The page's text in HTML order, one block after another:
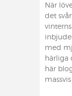
När
det
med
härliga
här